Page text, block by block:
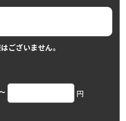
ございません。
~ 円